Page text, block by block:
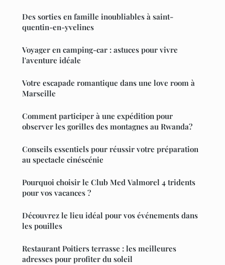
Des sorties en famille inoubliables à saint-
quentin-en-yvelines
Voyager en camping-car : astuces pour vivre
l'aventure idéale
Votre escapade romantique dans une love room à
Marseille
Comment participer à une expédition pour
observer les gorilles des montagnes au Rwanda?
Conseils essentiels pour réussir votre préparation
au spectacle cinéscénie
Pourquoi choisir le Club Med Valmorel 4 tridents
pour vos vacances ?
Découvrez le lieu idéal pour vos événements dans
les pouilles
Restaurant Poitiers terrasse : les meilleures
adresses pour profiter du soleil